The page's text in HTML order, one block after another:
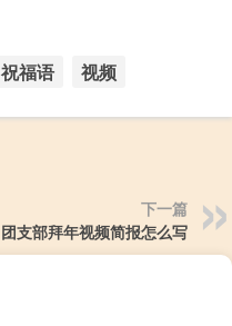
祝福语 视频
下一篇
团支部拜年视频简报怎么写